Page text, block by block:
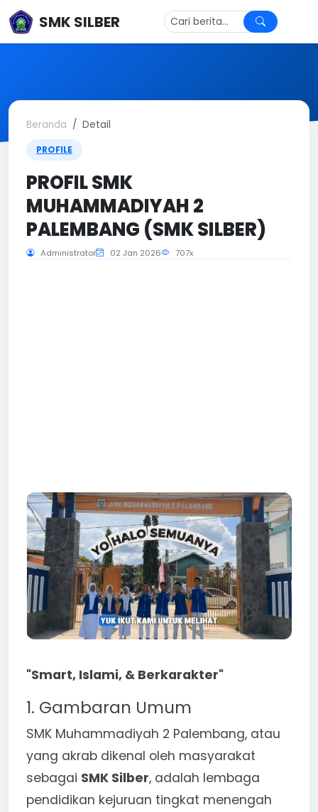
SMK SILBER
Beranda Detail
PROFILE
PROFIL SMK
MUHAMMADIYAH 2
PALEMBANG (SMK SILBER)
Administrator 02 Jan 2026 707x
"Smart, Islami, & Berkarakter"
1. Gambaran Umum
SMK Muhammadiyah 2 Palembang, atau
yang akrab dikenal oleh masyarakat
sebagai SMK Silber, adalah lembaga
pendidikan kejuruan tingkat menengah